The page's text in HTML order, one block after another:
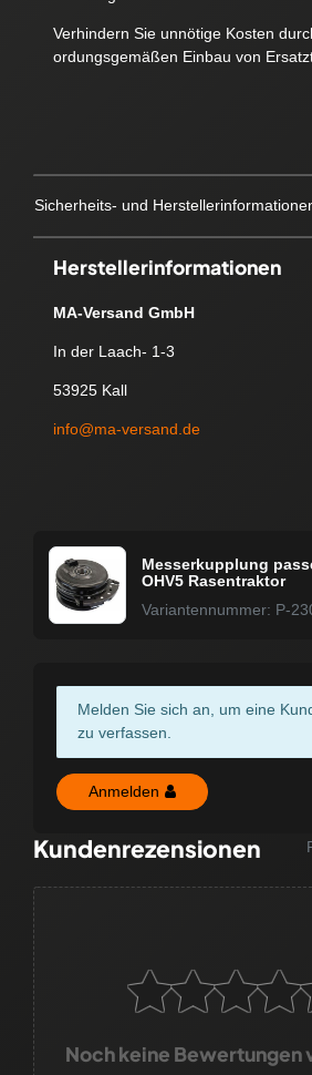
Verhindern Sie unnötige Kosten
ordungsgemäßen Einbau von
Sicherheits- und
Herstellerinformationen
MA-Versand GmbH
In der Laach- 1-3
53925 Kall
info@ma-versand.de
Messerkupplung
OHV5 Rasentraktor
Variantennummer: P-
Melden Sie sich an, um eine
zu verfassen.
Anmelden
Kundenrezensionen
Noch keine Bewertungen